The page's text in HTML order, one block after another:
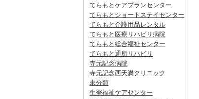
てらもとケアプランセンター
てらもとショートステイセンター
てらもと介護用品レンタル
てらもと医療リハビリ病院
てらもと総合福祉センター
てらもと通所リハビリ
寺元記念病院
寺元記念西天満クリニック
未分類
生登福祉ケアセンター